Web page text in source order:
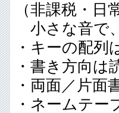
（非課税・日
小さな音で
・キーの配列
・書き方向は
・両面／片面
・ネームテー